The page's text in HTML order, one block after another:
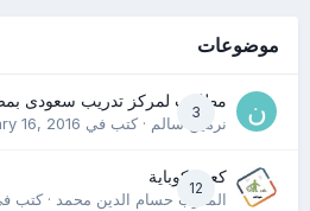
موضوعات
3
مطلوب لمركز تدريب سعودى
نرمين سالم· كتب في 16, 2016
12
كعب كوباية
المدرب حسام الدين محمد· كتب